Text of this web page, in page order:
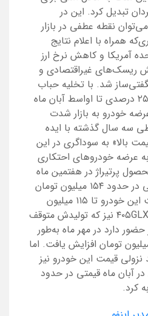
تبدیل کرد. این در
نقطه عطفی در بازار
همراه با اعلام نتایج
آمریکا و کاهش نرخ ارز
ریسک‌های غیراقتصادی و
شد. با تخلیه حباب
قیمتی خودرو تا مرز ۲۰ تا۲۵ درصدی تا اواسط آبان ماه
خودرو به بازار شدت
سه سال گذشته با ایده
بالا» به سوداگری در این
به عرضه خودروهای احتکاری
پرتیراژ در هفتمین ماه
سال به‌طور میانگین قیمتی در حدود ۱۵۴ میلیون تومان
را نیز تجربه کرد؛ اما قیمت این خودرو تا ۱۱۵ میلیون
تومان کاهش یافت. پژو ۴۰۵GLX نیز که تولیدش متوقف
حضور دارد در مهر ماه به‌طور
قیمتش تا ۲۲۵ میلیون تومان افزایش یافت. اما
قیمت این خودرو نیز
آبان ماه قیمتی در حدود